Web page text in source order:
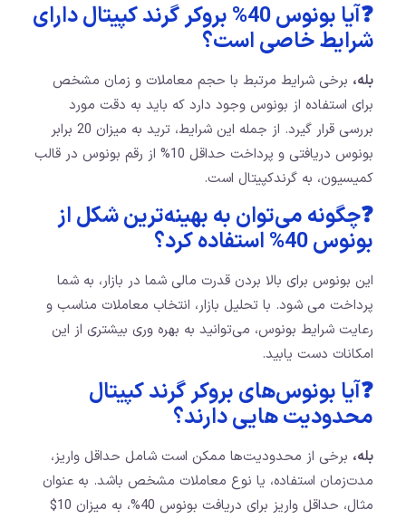
❓آیا بونوس 40% بروکر گرند کپیتال دارای
شرایط خاصی است؟
بله، برخی شرایط مرتبط با حجم معاملات و زمان مشخص
برای استفاده از بونوس وجود دارد که باید به دقت مورد
بررسی قرار گیرد. از جمله این شرایط، ترید به میزان 20 برابر
بونوس دریافتی و پرداخت حداقل 10% از رقم بونوس در قالب
کمیسیون، به گرندکپیتال است.
❓چگونه می‌توان به بهینه‌ترین شکل از
بونوس 40% استفاده کرد؟
این بونوس برای بالا بردن قدرت مالی شما در بازار، به شما
پرداخت می شود. با تحلیل بازار، انتخاب معاملات مناسب و
رعایت شرایط بونوس، می‌توانید به بهره‌ وری بیشتری از این
امکانات دست یابید.
❓آیا بونوس‌های بروکر گرند کپیتال
محدودیت‌ هایی دارند؟
بله، برخی از محدودیت‌ها ممکن است شامل حداقل واریز،
مدت‌زمان استفاده، یا نوع معاملات مشخص باشد. به عنوان
مثال، حداقل واریز برای دریافت بونوس 40%، به میزان 10$